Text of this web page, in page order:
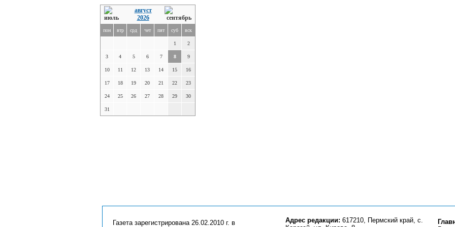
август
2026
пон втр срд чет пят суб вск
1 2
3 4 5 6 7 8 9
10 11 12 13 14 15 16
17 18 19 20 21 22 23
24 25 26 27 28 29 30
31
Газета зарегистрирована 26.02.2010 г. в
Адрес редакции: 617210, Пермский край, с.